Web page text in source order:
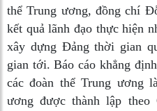
thể Trung ương, đồng chí
kết quả lãnh đạo thực hiện
xây dựng Đảng thời gian
gian tới. Báo cáo khẳng
các đoàn thể Trung ương
ương được thành lập theo